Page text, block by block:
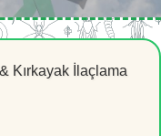
Kırkayak İlaçlama